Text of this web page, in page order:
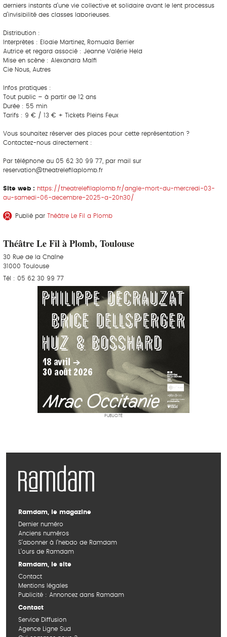
derniers instants d’une vie collective et solidaire avant le lent processus
d’invisibilité des classes laborieuses.
Distribution :
Interprètes : Elodie Martinez, Romuald Berrier
Autrice et regard associé : Jeanne Valérie Held
Mise en scène : Alexandra Malfi
Cie Nous, Autres
Infos pratiques :
Tout public – à partir de 12 ans
Durée : 55 min
Tarifs : 9 € / 13 € + Tickets Pleins Feux
Vous souhaitez réserver des places pour cette représentation ?
Contactez-nous directement :
Par téléphone au 05 62 30 99 77, par mail sur
reservation@theatrelefilaplomb.fr
Site web : https://theatrelefilaplomb.fr/angle-mort-du-mercredi-03-
au-samedi-06-decembre-2025-a-20h30/
Publié par Théâtre Le Fil a Plomb
Théâtre Le Fil à Plomb, Toulouse
30 Rue de la Chaîne
31000 Toulouse
Tél : 05 62 30 99 77
PUBLICITÉ
Ramdam, le magazine
Dernier numéro
Anciens numéros
S’abonner à l’hebdo de Ramdam
L’ours de Ramdam
Ramdam, le site
Contact
Mentions légales
Publicité : Annoncez dans Ramdam
Contact
Service Diffusion
Agence Ligne Sud